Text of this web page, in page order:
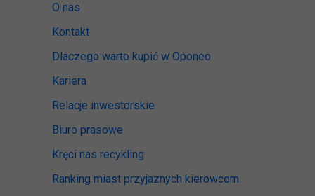
O nas
Kontakt
Dlaczego warto kupić w Oponeo
Kariera
Relacje inwestorskie
Biuro prasowe
Kręci nas recykling
Ranking miast przyjaznych kierowcom